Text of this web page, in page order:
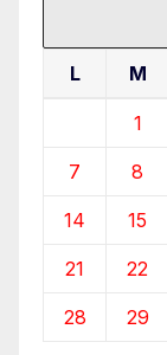
L M
1
7 8
14 15
21 22
28 29